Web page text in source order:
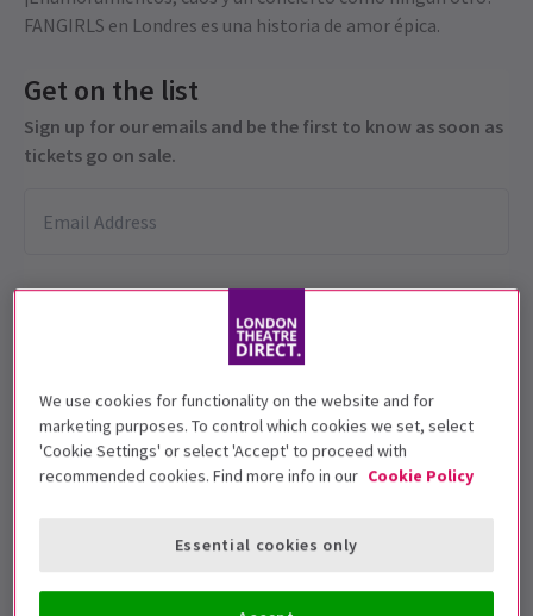
FANGIRLS en Londres es una historia de amor épica.
Get on the list
Sign up for our emails and be the first to know as soon as
tickets go on sale.
12+
Fechas de función
Lyric Hammersmith
We use cookies for functionality on the website and for
marketing purposes. To control which cookies we set, select
'Cookie Settings' or select 'Accept' to proceed with
recommended cookies. Find more info in our Cookie Policy
Essential cookies only